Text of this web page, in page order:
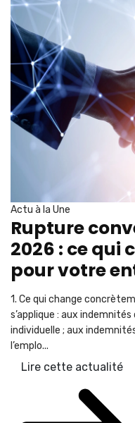
Actu à la Une
Rupture
2026 : ce qui
pour votre
1. Ce qui change
s’applique : aux
individuelle ; aux
l’emplo...
Lire cette actualité